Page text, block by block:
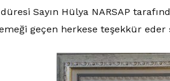
Sayın Hülya NARSAP
geçen herkese teşekkür eder